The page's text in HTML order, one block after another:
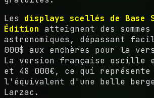
Les displays scellés de Base
Édition atteignent des sommes
astronomiques, dépassant
000$ aux enchères pour la
La version française oscille
et 48 000€, ce qui représente
l'équivalent d'une belle
Larzac.